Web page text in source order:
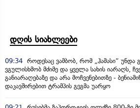
დღის სიახლეები
09:34 როდესაც ვამბობ, რომ „ჰამასი“ უნდა
ვგულისხმობ მძიმე და ყველა სახის იარაღს,
განიარაღებაზე და არა მოჩვენებითზე -
დაკავშირებით ტრამპის გეგმა უარყო